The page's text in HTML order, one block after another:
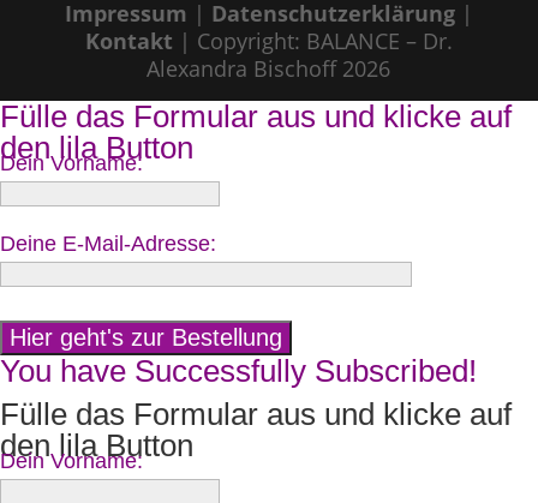
Impressum | Datenschutzerklärung|
Kontakt | Copyright: BALANCE – Dr.
Alexandra Bischoff 2026
Fülle das Formular aus und klicke auf
den lila Button
Dein Vorname:
Deine E-Mail-Adresse:
You have Successfully Subscribed!
Fülle das Formular aus und klicke auf
den lila Button
Dein Vorname: